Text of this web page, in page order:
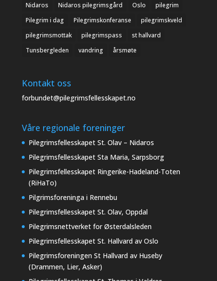
Nidaros
Nidaros pilegrimsgård Oslo
pilegrim
Pilegrim i dag
Pilegrimskonferanse
pilegrimskveld
pilegrimsmottak
pilegrimspass
st hallvard
Tunsbergleden
vandring årsmøte
Kontakt oss
forbundet@pilegrimsfellesskapet.no
Våre regionale foreninger
Pilegrimsfellesskapet St. Olav – Nidaros
Pilegrimsfellesskapet Sta Maria, Sarpsborg
Pilegrimsfellesskapet Ringerike-Hadeland-Toten
(RiHaTo)
Pilgrimsforeninga i Rennebu
Pilegrimsfellesskapet St. Olav, Oppdal
Pilegrimsnettverket for Østerdalsleden
Pilegrimsfellesskapet St. Hallvard av Oslo
Pilegrimsforeningen St Hallvard av Huseby
(Drammen, Lier, Asker)